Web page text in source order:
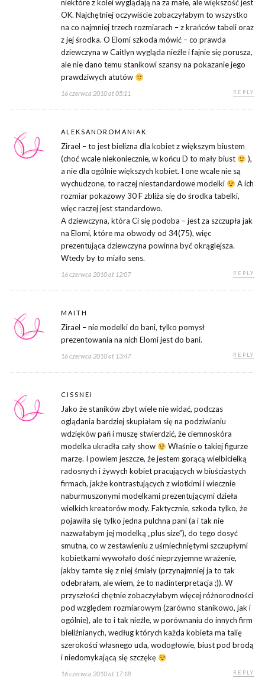
niektóre z kolei wyglądają na za małe, ale większość jest
OK. Najchętniej oczywiście zobaczyłabym to wszystko
na co najmniej trzech rozmiarach – z krańców tabeli oraz
z jej środka. O Elomi szkoda mówić – co prawda
dziewczyna w Caitlyn wygląda nieźle i fajnie się porusza,
ale nie dano temu stanikowi szansy na pokazanie jego
prawdziwych atutów
16 czerwca 2010 at 05:11 REPLY
ALEKSANDROMANIAK
Zirael – to jest bielizna dla kobiet z większym biustem
(choć wcale niekoniecznie, w końcu D to mały biust
),
a nie dla ogólnie większych kobiet. I one wcale nie są
wychudzone, to raczej niestandardowe modelki
A ich
rozmiar pokazowy 30 F zbliża się do środka tabelki,
więc raczej jest standardowo.
A dziewczyna, która Ci się podoba – jest za szczupła jak
na Elomi, które ma obwody od 34(75), więc
prezentująca dziewczyna powinna być okrąglejsza.
Wtedy by to miało sens.
16 czerwca 2010 at 12:07 REPLY
MAITH
Zirael – nie modelki do bani, tylko pomysł
prezentowania na nich Elomi jest do bani.
16 czerwca 2010 at 13:47 REPLY
CISSNEI
Jako że staników zbyt wiele nie widać, podczas
oglądania bardziej skupiałam się na podziwianiu
wdzięków pań i muszę stwierdzić, że ciemnoskóra
modelka ukradła cały show
Właśnie o takiej figurze
marzę. I powiem jeszcze, że jestem gorącą wielbicielką
radosnych i żywych kobiet pracujących w biuściastych
firmach, jakże kontrastujących z wiotkimi i wiecznie
naburmuszonymi modelkami prezentującymi dzieła
wielkich kreatorów mody. Faktycznie, szkoda tylko, że
pojawiła się tylko jedna pulchna pani (a i tak nie
nazwałabym jej modelką „plus size”), do tego dosyć
smutna, co w zestawieniu z uśmiechniętymi szczupłymi
kobietkami wywołało dość nieprzyjemne wrażenie,
jakby tamte się z niej śmiały (przynajmniej ja to tak
odebrałam, ale wiem, że to nadinterpretacja ;)). W
przyszłości chętnie zobaczyłabym więcej różnorodności
pod względem rozmiarowym (zarówno stanikowo, jak i
ogólnie), ale to i tak nieźle, w porównaniu do innych firm
bieliźnianych, według których każda kobieta ma talię
szerokości własnego uda, wodogłowie, biust pod brodą
i niedomykającą się szczękę
16 czerwca 2010 at 17:18 REPLY